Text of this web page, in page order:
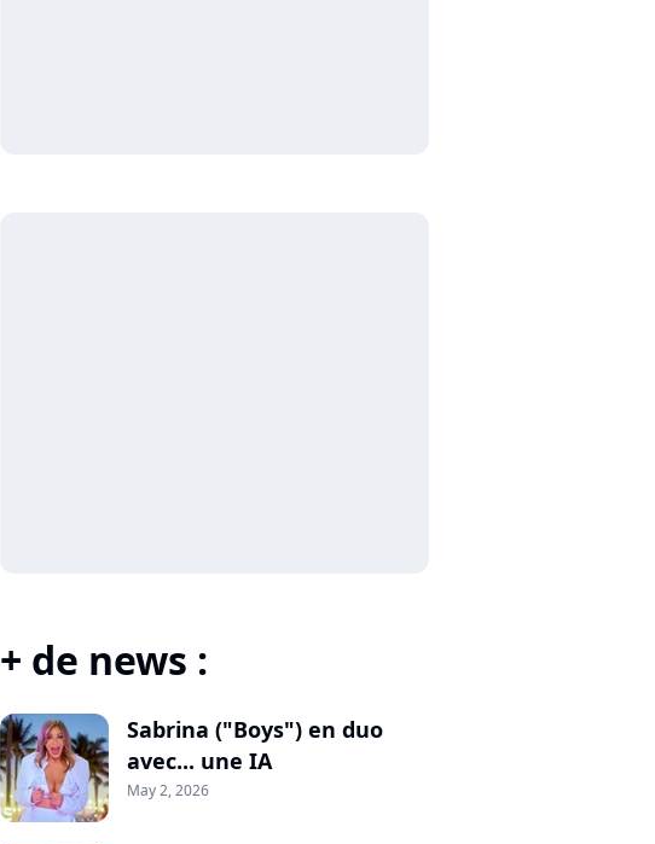
+ de news :
Sabrina ("Boys") en duo
avec... une IA
May 2, 2026